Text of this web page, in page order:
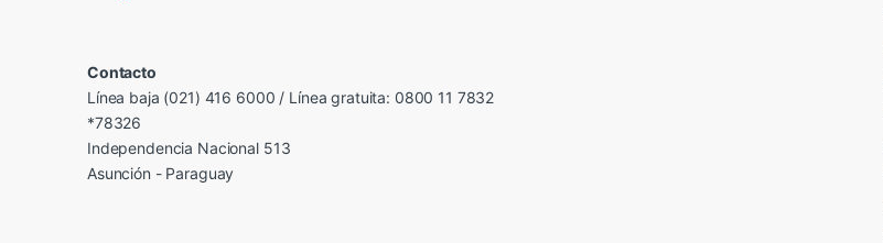
Contacto
Línea baja (021) 416 6000 / Línea gratuita: 0800 11 7832
*78326
Independencia Nacional 513
Asunción - Paraguay